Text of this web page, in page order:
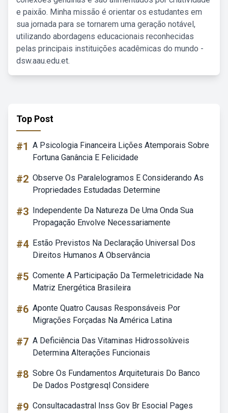
e paixão. Minha missão é orientar os estudantes em
sua jornada para se tornarem uma geração notável,
utilizando abordagens educacionais reconhecidas
pelas principais instituições acadêmicas do mundo -
dsw.aau.edu.et.
Top Post
#1 A Psicologia Financeira Lições Atemporais Sobre
Fortuna Ganância E Felicidade
#2 Observe Os Paralelogramos E Considerando As
Propriedades Estudadas Determine
#3 Independente Da Natureza De Uma Onda Sua
Propagação Envolve Necessariamente
#4 Estão Previstos Na Declaração Universal Dos
Direitos Humanos A Observância
#5 Comente A Participação Da Termeletricidade Na
Matriz Energética Brasileira
#6 Aponte Quatro Causas Responsáveis Por
Migrações Forçadas Na América Latina
#7 A Deficiência Das Vitaminas Hidrossolúveis
Determina Alterações Funcionais
#8 Sobre Os Fundamentos Arquiteturais Do Banco
De Dados Postgresql Considere
#9 Consultacadastral Inss Gov Br Esocial Pages